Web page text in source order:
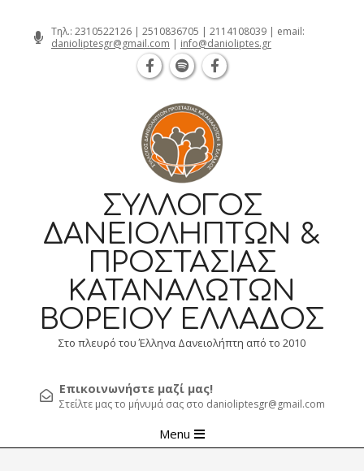
Τηλ.: 2310522126 | 2510836705 | 2114108039 | email:
danioliptesgr@gmail.com | info@danioliptes.gr
ΣΎΛΛΟΓΟΣ
ΔΑΝΕΙΟΛΗΠΤΏΝ &
ΠΡΟΣΤΑΣΊΑΣ
ΚΑΤΑΝΑΛΩΤΏΝ
ΒΟΡΕΊΟΥ ΕΛΛΆΔΟΣ
Στο πλευρό του Έλληνα Δανειολήπτη από το 2010
Επικοινωνήστε μαζί μας!
Στείλτε μας το μήνυμά σας στο danioliptesgr@gmail.com
Navigation
Menu